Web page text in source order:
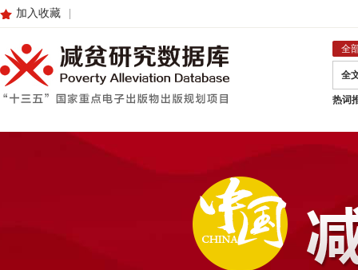
加入收藏
全
全
热词